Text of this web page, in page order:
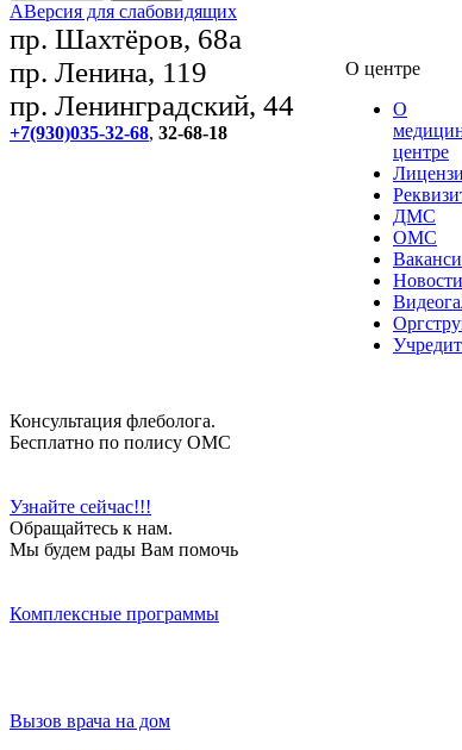
AВерсия для слабовидящих
пр. Шахтёров, 68а
пр. Ленина, 119
пр. Ленинградский, 44
+7(930)035-32-68, 32-68-18
О центре
О
центре
ДМС
ОМС
Новости
Консультация флеболога.
Бесплатно по полису ОМС
Узнайте сейчас!!!
Обращайтесь к нам.
Мы будем рады Вам помочь
Комплексные программы
Вызов врача на дом